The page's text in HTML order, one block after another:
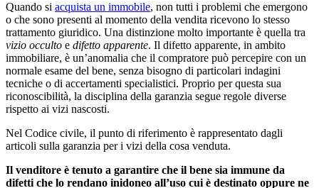
Quando si acquista un immobile, non tutti i problemi che emergono
o che sono presenti al momento della vendita ricevono lo stesso
trattamento giuridico. Una distinzione molto importante è quella tra
vizio occulto e difetto apparente. Il difetto apparente, in ambito
immobiliare, è un’anomalia che il compratore può percepire con un
normale esame del bene, senza bisogno di particolari indagini
tecniche o di accertamenti specialistici. Proprio per questa sua
riconoscibilità, la disciplina della garanzia segue regole diverse
rispetto ai vizi nascosti.
Nel Codice civile, il punto di riferimento è rappresentato dagli
articoli sulla garanzia per i vizi della cosa venduta.
Il venditore è tenuto a garantire che il bene sia immune da
difetti che lo rendano inidoneo all’uso cui è destinato oppure ne